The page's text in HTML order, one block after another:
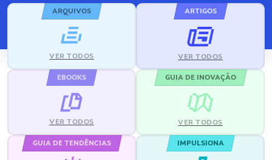
ARQUIVOS
VER TODOS
ARTIGOS
VER TODOS
EBOOKS
VER TODOS
GUIA DE INOVAÇÃO
VER TODOS
GUIA DE TENDÊNCIAS IMPULSIONA